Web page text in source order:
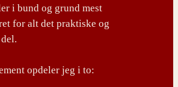
i bund og grund mest
for alt det praktiske og
opdeler jeg i to: